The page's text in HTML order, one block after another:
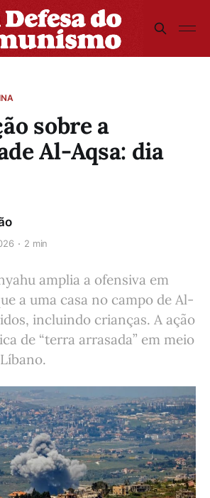
sobre a
Al-Aqsa: dia
2 min
amplia a ofensiva em
a uma casa no campo de Al-
incluindo crianças. A ação
de “terra arrasada” em meio